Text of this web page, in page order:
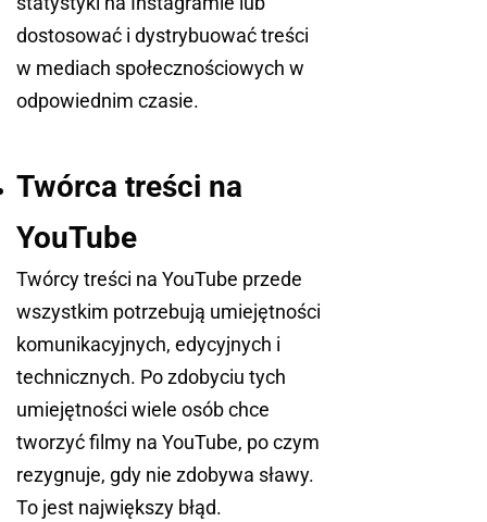
dostosować i dystrybuować treści
w mediach społecznościowych w
odpowiednim czasie.
Twórca treści na
YouTube
Twórcy treści na YouTube przede
wszystkim potrzebują umiejętności
komunikacyjnych, edycyjnych i
technicznych. Po zdobyciu tych
umiejętności wiele osób chce
tworzyć filmy na YouTube, po czym
rezygnuje, gdy nie zdobywa sławy.
To jest największy błąd.